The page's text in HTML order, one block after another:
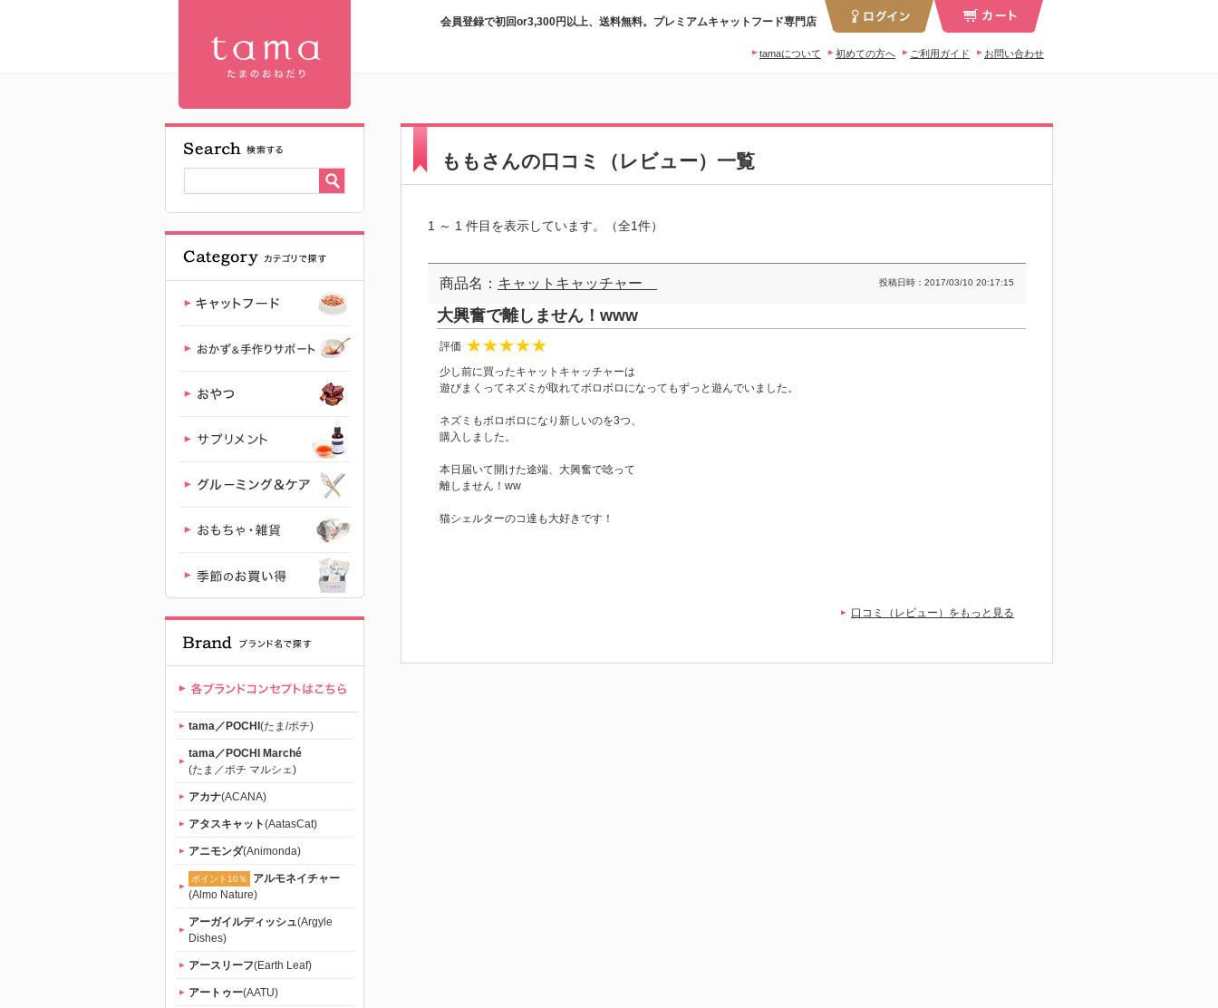
【公式】プ
レミアムキ
ャットフー
ド専門店
「たまのお
ねだり
（tama）」
｜初回送料
無料
会員登録で初回or3,300円以上、送料無料。プレミアムキャットフード専門店
お問い合わせ
ご利用ガイド
初めての方へ
tamaについて
tama／POCHI (たま/ポチ)
tama／POCHI Marché
(たま／ポチ マルシェ)
アカナ(ACANA)
アタスキャット(AatasCat)
アニモンダ(Animonda)
ポイント10％
アルモネイチャー
(Almo Nature)
アーガイルディッシュ(Argyle
Dishes)
アースリーフ(Earth Leaf)
アートゥー(AATU)
ももさんの口コミ（レビュー）一覧
1 ～ 1 件目を表示しています。（全1件）
商品名： キャットキャッチャー 投稿日時：2017/03/10 20:17:15
大興奮で離しません！www
評価
少し前に買ったキャットキャッチャーは
遊びまくってネズミが取れてボロボロになってもずっと遊んでいました。
ネズミもボロボロになり新しいのを3つ、
購入しました。
本日届いて開けた途端、大興奮で唸って
離しません！ww
猫シェルターのコ達も大好きです！
口コミ（レビュー）をもっと見る